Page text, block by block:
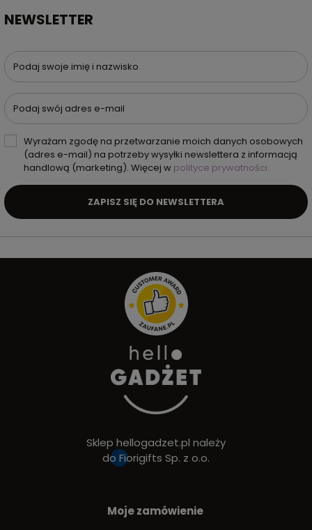
NEWSLETTER
Podaj swoje imię i nazwisko
Podaj swój adres e-mail
Wyrażam zgodę na przetwarzanie moich danych osobowych
(adres e-mail) na potrzeby wysyłki newslettera z informacją
handlową (marketing). Więcej w polityce prywatności.
ZAPISZ SIĘ DO NEWSLETTERA
Sklep hellogadzet.pl należy
do Fiorigifts Sp. z o.o.
Moje zamówienie